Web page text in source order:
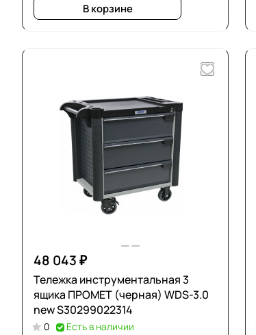
В корзине
48 043 ₽
Тележка инструментальная 3
ящика ПРОМЕТ (черная) WDS-3.0
new S30299022314
0 Есть в наличии